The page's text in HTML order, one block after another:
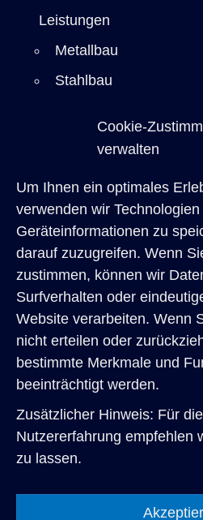
Cookie-
verwalten
Um Ihnen ein optimales
verwenden wir
Geräteinformationen zu
darauf zuzugreifen. Wenn
zustimmen, können wir
Surfverhalten oder
Website verarbeiten. Wenn
nicht erteilen oder
bestimmte Merkmale und
beeinträchtigt werden.
Zusätzlicher Hinweis: Für
Nutzererfahrung empfehlen
zu lassen.
Leistungen
Metallbau
Stahlbau
Einbruchschutz
Restaurierung
Referenzen
Architekten
Privatkunden
Über uns
Karriere
Kontakt